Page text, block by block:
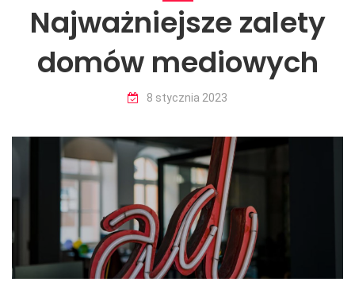
bypoznan.pl
nowiny.media.pl
internetowymarketing.pl
samaprzyjemnosc.pl
Najważniejsze zalety
domów mediowych
8 stycznia 2023